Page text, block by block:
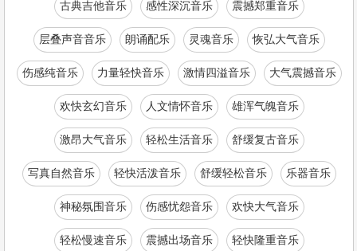
古典吉他音乐 感性深沉音乐 震撼郑重音乐
层叠声音音乐 朗诵配乐 灵魂音乐 恢弘大气音乐
伤感纯音乐 力量轻快音乐 激情四溢音乐 大气震撼音乐
欢快玄幻音乐 人文情怀音乐 雄浑气魄音乐
激昂大气音乐 轻松生活音乐 舒缓复古音乐
写真自然音乐 轻快活泼音乐 舒缓轻松音乐 乐器音乐
神秘氛围音乐 伤感忧怨音乐 欢快大气音乐
轻松慢速音乐 震撼出场音乐 轻快隆重音乐